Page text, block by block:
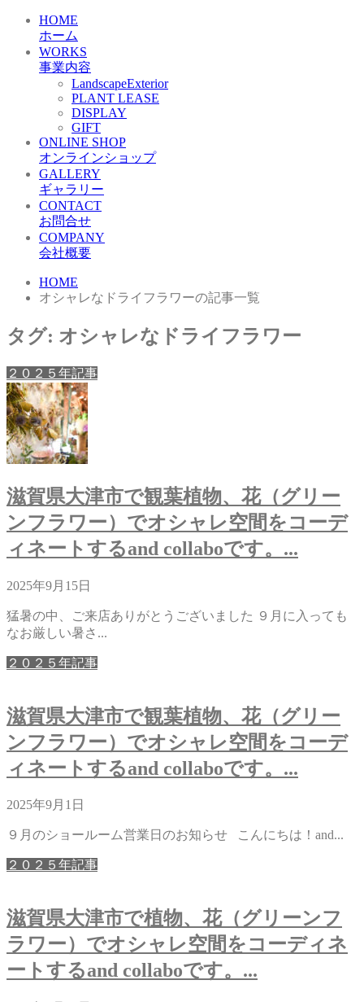
HOME
ホーム
WORKS
事業内容
LandscapeExterior
PLANT LEASE
DISPLAY
GIFT
ONLINE SHOP
オンラインショップ
GALLERY
ギャラリー
CONTACT
お問合せ
COMPANY
会社概要
HOME
オシャレなドライフラワーの記事一覧
タグ: オシャレなドライフラワー
２０２５年記事
滋賀県大津市で観葉植物、花（グリー
ンフラワー）でオシャレ空間をコーデ
ィネートするand collaboです。...
2025年9月15日
猛暑の中、ご来店ありがとうございました ９月に入っても
なお厳しい暑さ...
２０２５年記事
滋賀県大津市で観葉植物、花（グリー
ンフラワー）でオシャレ空間をコーデ
ィネートするand collaboです。...
2025年9月1日
９月のショールーム営業日のお知らせ こんにちは！and...
２０２５年記事
滋賀県大津市で植物、花（グリーンフ
ラワー）でオシャレ空間をコーディネ
ートするand collaboです。...